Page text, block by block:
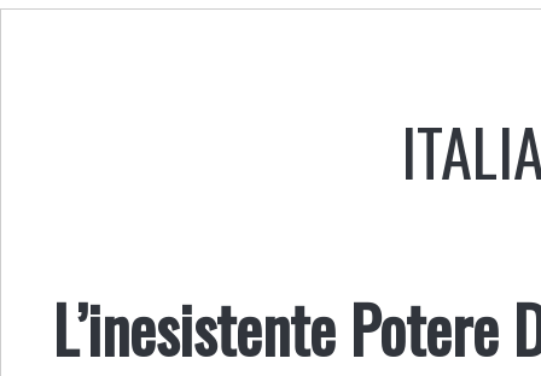
L’inesistente Potere